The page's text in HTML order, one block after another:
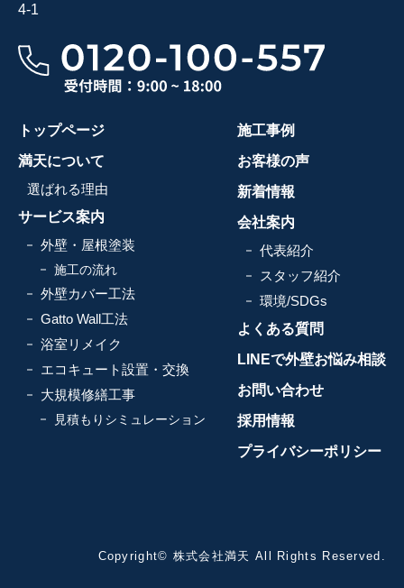
4-1
トップページ
満天について
選ばれる理由
サービス案内
外壁・屋根塗装
施工の流れ
外壁カバー工法
Gatto Wall工法
浴室リメイク
エコキュート設置・交換
大規模修繕工事
見積もりシミュレーション
施工事例
お客様の声
新着情報
会社案内
代表紹介
スタッフ紹介
環境/SDGs
よくある質問
LINEで外壁お悩み相談
お問い合わせ
採用情報
プライバシーポリシー
Copyright© 株式会社満天 All Rights Reserved.